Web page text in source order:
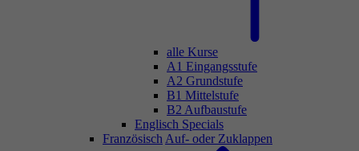
alle Kurse
A1 Eingangsstufe
A2 Grundstufe
B1 Mittelstufe
B2 Aufbaustufe
Englisch Specials
Französisch Auf- oder Zuklappen